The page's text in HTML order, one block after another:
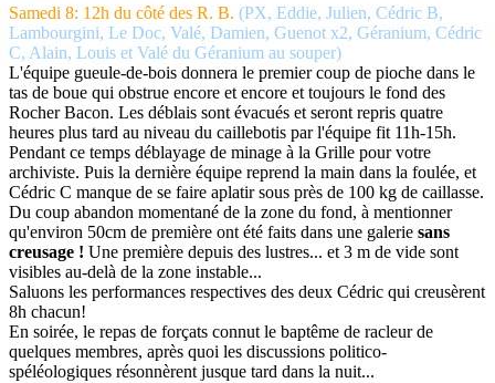
Samedi 8: 12h du côté des R. B. (PX, Eddie, Julien, Cédric B,
Lambourgini, Le Doc, Valé, Damien, Guenot x2, Géranium, Cédric
C, Alain, Louis et Valé du Géranium au souper)
L'équipe gueule-de-bois donnera le premier coup de pioche dans le
tas de boue qui obstrue encore et encore et toujours le fond des
Rocher Bacon. Les déblais sont évacués et seront repris quatre
heures plus tard au niveau du caillebotis par l'équipe fit 11h-15h.
Pendant ce temps déblayage de minage à la Grille pour votre
archiviste. Puis la dernière équipe reprend la main dans la foulée, et
Cédric C manque de se faire aplatir sous près de 100 kg de caillasse.
Du coup abandon momentané de la zone du fond, à mentionner
qu'environ 50cm de première ont été faits dans une galerie sans
creusage ! Une première depuis des lustres... et 3 m de vide sont
visibles au-delà de la zone instable...
Saluons les performances respectives des deux Cédric qui creusèrent
8h chacun!
En soirée, le repas de forçats connut le baptême de racleur de
quelques membres, après quoi les discussions politico-
spéléologiques résonnèrent jusque tard dans la nuit...